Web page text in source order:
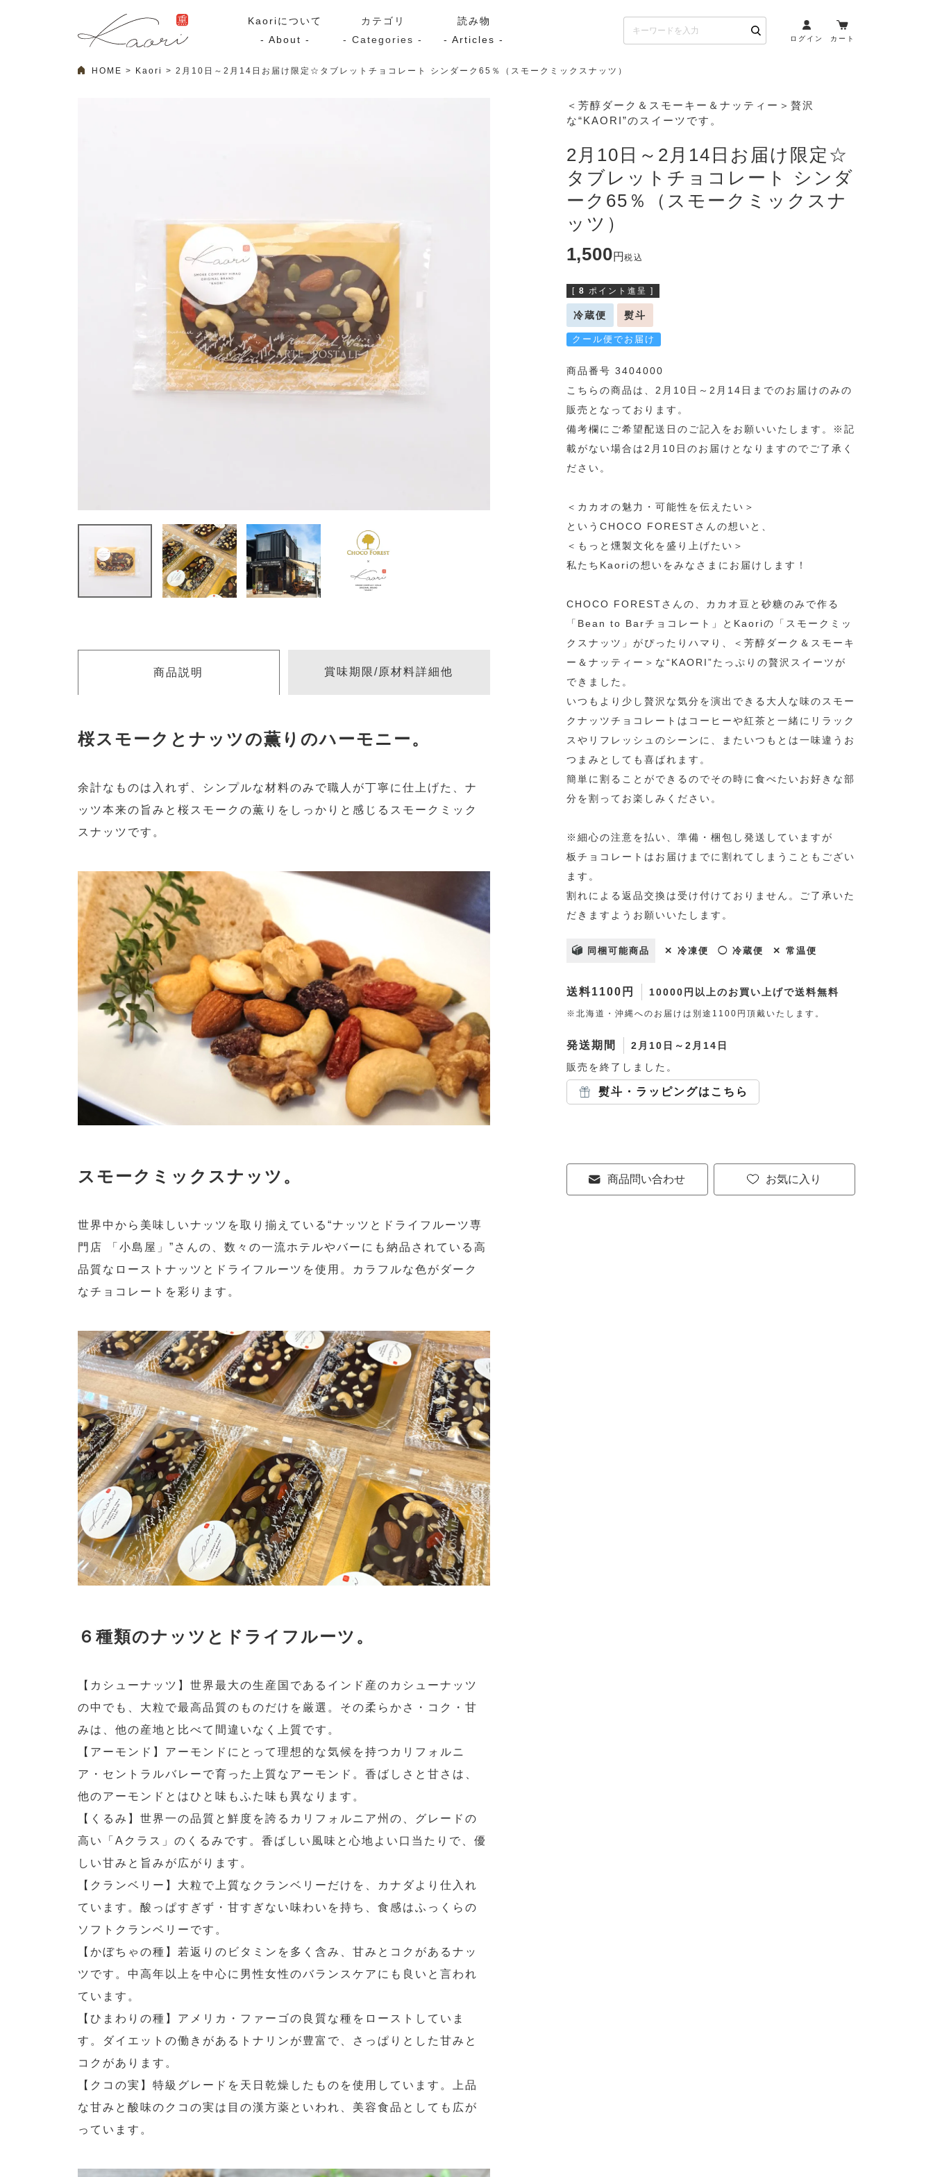
Kaoriについて
- About -
カテゴリ
- Categories -
Kaori
Kaoriセレクト
ワイン・スパークリング
ウイスキー・ブランデー
その他（クラフトビール
etc）
特集・期間限定セール 送料無料
読み物
- Articles -
ログイン カート
HOME Kaori 2月10日～2月14日お届け限定☆タブレットチョコレート シンダーク65％（スモークミックスナッツ）
＜芳醇ダーク＆スモーキー＆ナッティー＞贅沢
な“KAORI”のスイーツです。
2月10日～2月14日お届け限定☆
タブレットチョコレート シンダ
ーク65％（スモークミックスナ
ッツ）
1,500
税込
[ 8 ポイント進呈 ]
冷蔵便 熨斗
クール便でお届け
商品番号 3404000
こちらの商品は、2月10日～2月14日までのお届けのみの
販売となっております。
備考欄にご希望配送日のご記入をお願いいたします。※記
載がない場合は2月10日のお届けとなりますのでご了承く
ださい。
＜カカオの魅力・可能性を伝えたい＞
というCHOCO FORESTさんの想いと、
＜もっと燻製文化を盛り上げたい＞
私たちKaoriの想いをみなさまにお届けします！
CHOCO FORESTさんの、カカオ豆と砂糖のみで作る
「Bean to Barチョコレート」とKaoriの「スモークミッ
クスナッツ」がぴったりハマり、＜芳醇ダーク＆スモーキ
ー＆ナッティー＞な“KAORI”たっぷりの贅沢スイーツが
できました。
いつもより少し贅沢な気分を演出できる大人な味のスモー
クナッツチョコレートはコーヒーや紅茶と一緒にリラック
スやリフレッシュのシーンに、またいつもとは一味違うお
つまみとしても喜ばれます。
簡単に割ることができるのでその時に食べたいお好きな部
分を割ってお楽しみください。
※細心の注意を払い、準備・梱包し発送していますが
板チョコレートはお届けまでに割れてしまうこともござい
ます。
割れによる返品交換は受け付けておりません。ご了承いた
だきますようお願いいたします。
同梱可能商品 ✕ 冷凍便 ◯ 冷蔵便 ✕ 常温便
送料1100円 10000円以上のお買い上げで送料無料
※北海道・沖縄へのお届けは別途1100円頂戴いたします。
発送期間
2月10日～2月14日
販売を終了しました。
熨斗・ラッピングはこちら
お気に入り
商品問い合わせ
商品説明 賞味期限/原材料詳細他
桜スモークとナッツの薫りのハーモニー。
余計なものは入れず、シンプルな材料のみで職人が丁寧に仕上げた、ナ
ッツ本来の旨みと桜スモークの薫りをしっかりと感じるスモークミック
スナッツです。
スモークミックスナッツ。
世界中から美味しいナッツを取り揃えている“ナッツとドライフルーツ専
門店 「小島屋」”さんの、数々の一流ホテルやバーにも納品されている高
品質なローストナッツとドライフルーツを使用。カラフルな色がダーク
なチョコレートを彩ります。
６種類のナッツとドライフルーツ。
【カシューナッツ】世界最大の生産国であるインド産のカシューナッツ
の中でも、大粒で最高品質のものだけを厳選。その柔らかさ・コク・甘
みは、他の産地と比べて間違いなく上質です。
【アーモンド】アーモンドにとって理想的な気候を持つカリフォルニ
ア・セントラルバレーで育った上質なアーモンド。香ばしさと甘さは、
他のアーモンドとはひと味もふた味も異なります。
【くるみ】世界一の品質と鮮度を誇るカリフォルニア州の、グレードの
高い「Aクラス」のくるみです。香ばしい風味と心地よい口当たりで、優
しい甘みと旨みが広がります。
【クランベリー】大粒で上質なクランベリーだけを、カナダより仕入れ
ています。酸っぱすぎず・甘すぎない味わいを持ち、食感はふっくらの
ソフトクランベリーです。
【かぼちゃの種】若返りのビタミンを多く含み、甘みとコクがあるナッ
ツです。中高年以上を中心に男性女性のバランスケアにも良いと言われ
ています。
【ひまわりの種】アメリカ・ファーゴの良質な種をローストしていま
す。ダイエットの働きがあるトナリンが豊富で、さっぱりとした甘みと
コクがあります。
【クコの実】特級グレードを天日乾燥したものを使用しています。上品
な甘みと酸味のクコの実は目の漢方薬といわれ、美容食品としても広が
っています。